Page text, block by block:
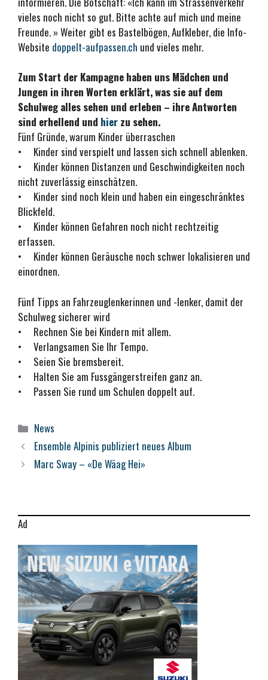
vieles noch nicht so gut. Bitte achte auf mich und meine
Freunde. » Weiter gibt es Bastelbögen, Aufkleber, die Info-
Website doppelt-aufpassen.ch und vieles mehr.
Zum Start der Kampagne haben uns Mädchen und
Jungen in ihren Worten erklärt, was sie auf dem
Schulweg alles sehen und erleben – ihre Antworten
sind erhellend und hier zu sehen.
Fünf Gründe, warum Kinder überraschen
• Kinder sind verspielt und lassen sich schnell ablenken.
• Kinder können Distanzen und Geschwindigkeiten noch
nicht zuverlässig einschätzen.
• Kinder sind noch klein und haben ein eingeschränktes
Blickfeld.
• Kinder können Gefahren noch nicht rechtzeitig
erfassen.
• Kinder können Geräusche noch schwer lokalisieren und
einordnen.
Fünf Tipps an Fahrzeuglenkerinnen und -lenker, damit der
Schulweg sicherer wird
• Rechnen Sie bei Kindern mit allem.
• Verlangsamen Sie Ihr Tempo.
• Seien Sie bremsbereit.
• Halten Sie am Fussgängerstreifen ganz an.
• Passen Sie rund um Schulen doppelt auf.
Kategorien
News
Ensemble Alpinis publiziert neues Album
Marc Sway – «De Wäag Hei»
Ad